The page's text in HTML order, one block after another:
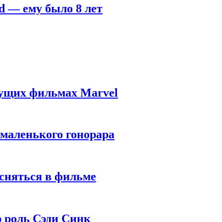
— ему было 8 лет
фильмах Marvel
гонорара
в фильме
роль Сэди Синк